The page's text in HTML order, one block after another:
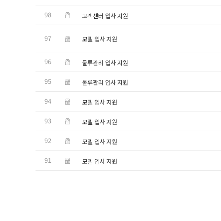
98 고객센터 입사 지원
97 모델 입사 지원
96 물류관리 입사 지원
95 물류관리 입사 지원
94 모델 입사 지원
93 모델 입사 지원
92 모델 입사 지원
91 모델 입사 지원